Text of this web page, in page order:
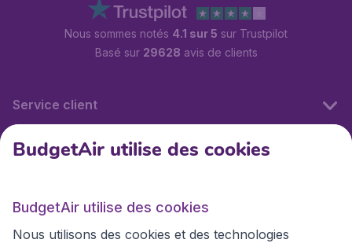
Nous sommes notés 4.1 sur 5 sur Trustpilot
Basé sur 29628 avis de clients
Service client
BudgetAir.fr
Sites internationaux
BudgetAir utilise des cookies
BudgetAir utilise des cookies
Nous utilisons des cookies et des technologies